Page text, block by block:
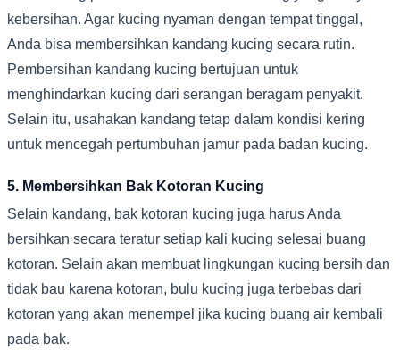
kebersihan. Agar kucing nyaman dengan tempat tinggal,
Anda bisa membersihkan kandang kucing secara rutin.
Pembersihan kandang kucing bertujuan untuk
menghindarkan kucing dari serangan beragam penyakit.
Selain itu, usahakan kandang tetap dalam kondisi kering
untuk mencegah pertumbuhan jamur pada badan kucing.
5. Membersihkan Bak Kotoran Kucing
Selain kandang, bak kotoran kucing juga harus Anda
bersihkan secara teratur setiap kali kucing selesai buang
kotoran. Selain akan membuat lingkungan kucing bersih dan
tidak bau karena kotoran, bulu kucing juga terbebas dari
kotoran yang akan menempel jika kucing buang air kembali
pada bak.